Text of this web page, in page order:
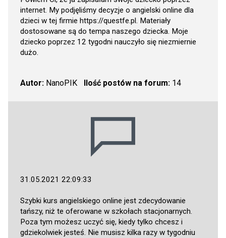
internet. My podjęliśmy decyzje o angielski online dla
dzieci w tej firmie https://questfe.pl. Materiały
dostosowane są do tempa naszego dziecka. Moje
dziecko poprzez 12 tygodni nauczyło się niezmiernie
dużo.
Autor: NanoPIK Ilość postów na forum:14
31.05.2021 22:09:33
Szybki kurs angielskiego online jest zdecydowanie
tańszy, niż te oferowane w szkołach stacjonarnych.
Poza tym możesz uczyć się, kiedy tylko chcesz i
gdziekolwiek jesteś. Nie musisz kilka razy w tygodniu